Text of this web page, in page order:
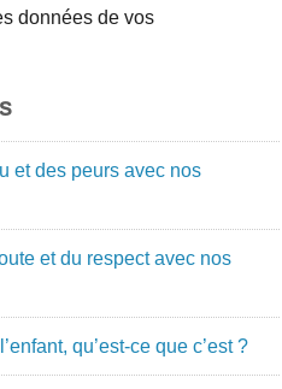
données de vos
et des peurs avec nos
et du respect avec nos
qu’est-ce que c’est ?